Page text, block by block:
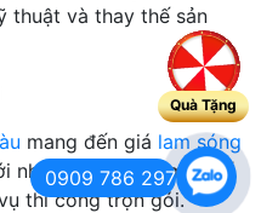
thuật và thay thế sản
mang đến giá lam sóng
nhiều ưu đãi khi mua số
thi công trọn gói.
Quà Tặng
0909 786 297